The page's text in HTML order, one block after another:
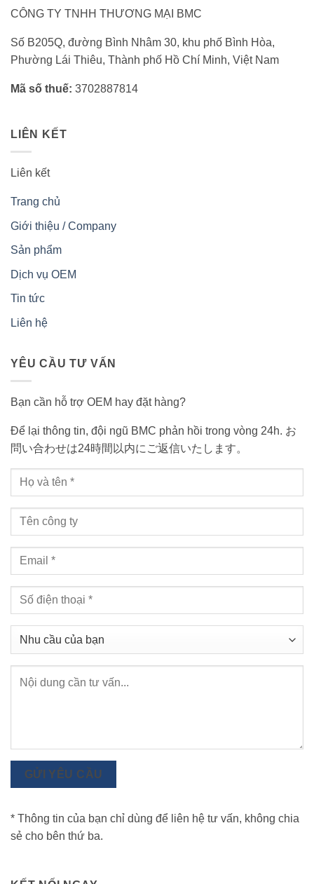
CÔNG TY TNHH THƯƠNG MẠI BMC
Số B205Q, đường Bình Nhâm 30, khu phố Bình Hòa,
Phường Lái Thiêu, Thành phố Hồ Chí Minh, Việt Nam
Mã số thuế: 3702887814
LIÊN KẾT
Liên kết
Trang chủ
Giới thiệu / Company
Sản phẩm
Dịch vụ OEM
Tin tức
Liên hệ
YÊU CẦU TƯ VẤN
Bạn cần hỗ trợ OEM hay đặt hàng?
Để lại thông tin, đội ngũ BMC phản hồi trong vòng 24h. お
問い合わせは24時間以内にご返信いたします。
GỬI YÊU CẦU
* Thông tin của bạn chỉ dùng để liên hệ tư vấn, không chia
sẻ cho bên thứ ba.